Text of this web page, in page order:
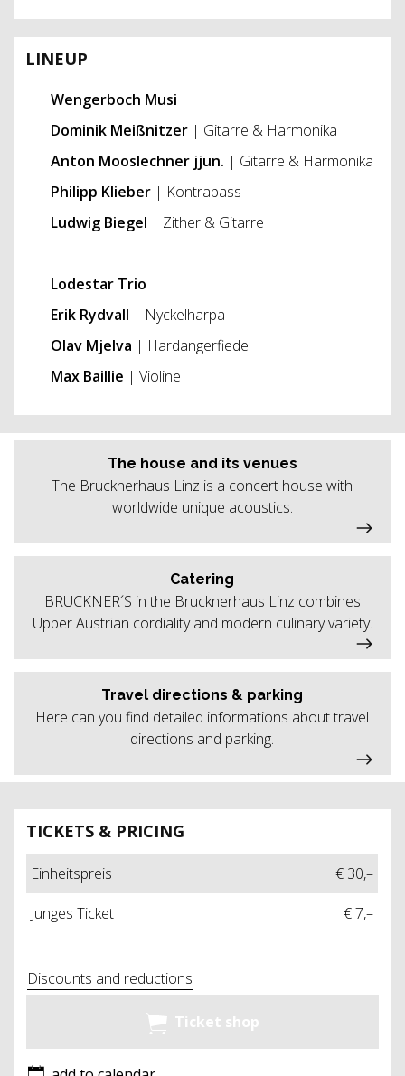
LINEUP
Wengerboch Musi
Dominik Meißnitzer | Gitarre & Harmonika
Anton Mooslechner jjun. | Gitarre & Harmonika
Philipp Klieber | Kontrabass
Ludwig Biegel | Zither & Gitarre
Lodestar Trio
Erik Rydvall | Nyckelharpa
Olav Mjelva | Hardangerfiedel
Max Baillie | Violine
TICKETS & PRICING
Einheitspreis
€ 30,–
Junges Ticket
€ 7,–
Discounts and reductions
Ticket shop
The house and its venues
The Brucknerhaus Linz is a concert house with
worldwide unique acoustics.
Catering
BRUCKNER´S in the Brucknerhaus Linz combines
Upper Austrian cordiality and modern culinary variety.
Travel directions & parking
Here can you find detailed informations about travel
directions and parking.